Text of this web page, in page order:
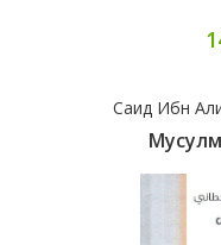
Саид Ибн